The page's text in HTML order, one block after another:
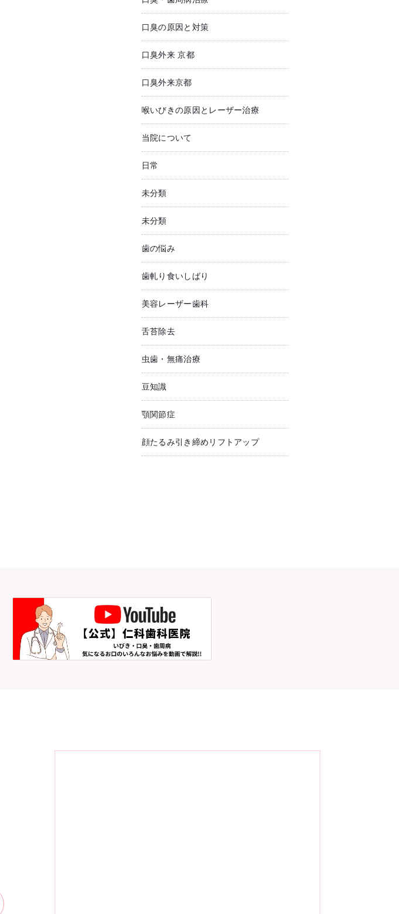
口臭の原因と対策
口臭外来 京都
口臭外来京都
喉いびきの原因とレーザー治療
当院について
日常
未分類
未分類
歯の悩み
歯軋り食いしばり
美容レーザー歯科
舌苔除去
虫歯・無痛治療
豆知識
顎関節症
顔たるみ引き締めリフトアップ